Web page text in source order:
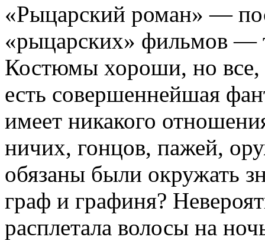
«Рыцарский роман» —
«рыцарских» фильмов —
Костюмы хороши, но все,
есть совершеннейшая
имеет никакого
ничих, гонцов, пажей,
обязаны были окружать
граф и графиня?
расплетала волосы на